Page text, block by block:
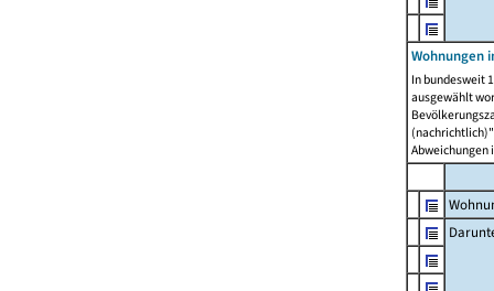
Wohnungen
In bundesweit
ausgewählt
Abweichungen